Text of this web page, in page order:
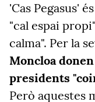
'Cas Pegasus'
"cal espai
calma". Per la
Moncloa
presidents
Però aquestes